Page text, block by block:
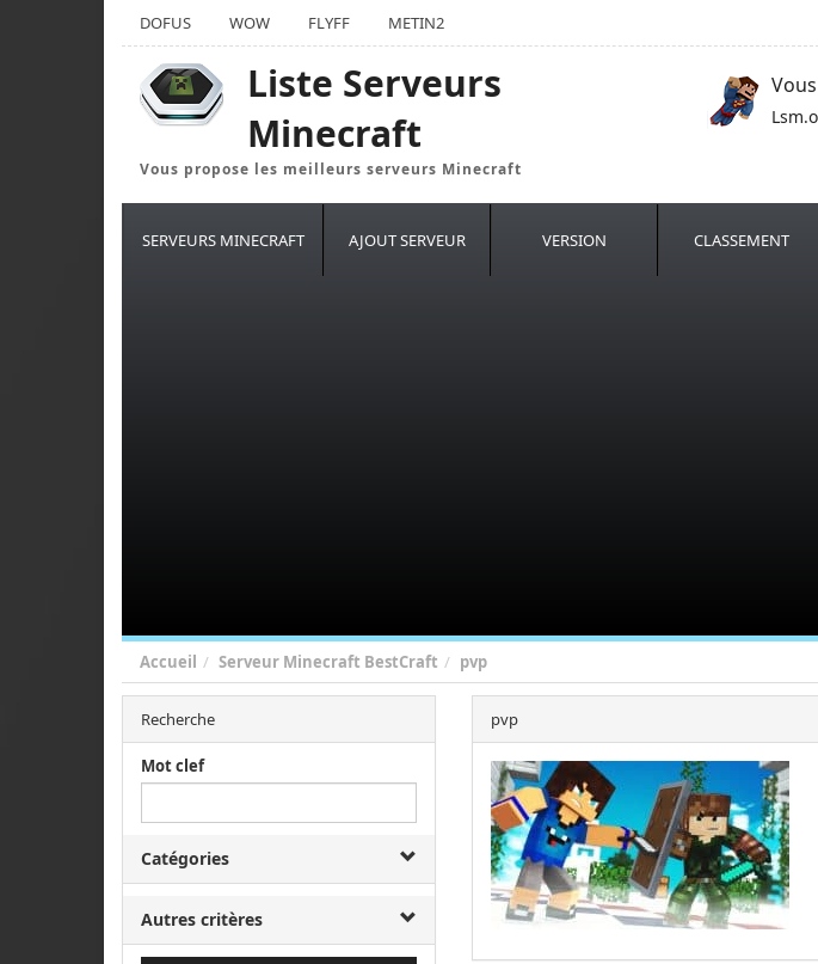
DOFUS WOW FLYFF METIN2
Liste Serveurs
Minecraft
Vous propose les meilleurs serveurs Minecraft
SERVEURS MINECRAFT AJOUT SERVEUR VERSION CLASSEMENT
Accueil Serveur Minecraft BestCraft pvp
Recherche
Mot clef
Catégories
Autres critères
pvp